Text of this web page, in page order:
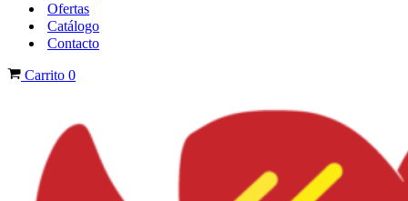
Ofertas
Catálogo
Contacto
Carrito 0